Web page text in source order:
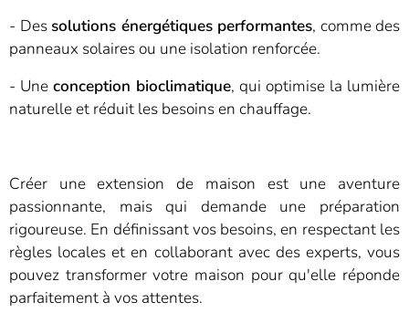
- Dessolutions énergétiques performantes, comme des
panneaux solaires ou une isolation renforcée.
- Une conception bioclimatique, qui optimise la lumière
naturelle et réduit les besoins en chauffage.
Créer une extension de maison est une aventure
passionnante, mais qui demande une préparation
rigoureuse. En définissant vos besoins, en respectant les
règles locales et en collaborant avec des experts, vous
pouvez transformer votre maison pour qu'elle réponde
parfaitement à vos attentes.